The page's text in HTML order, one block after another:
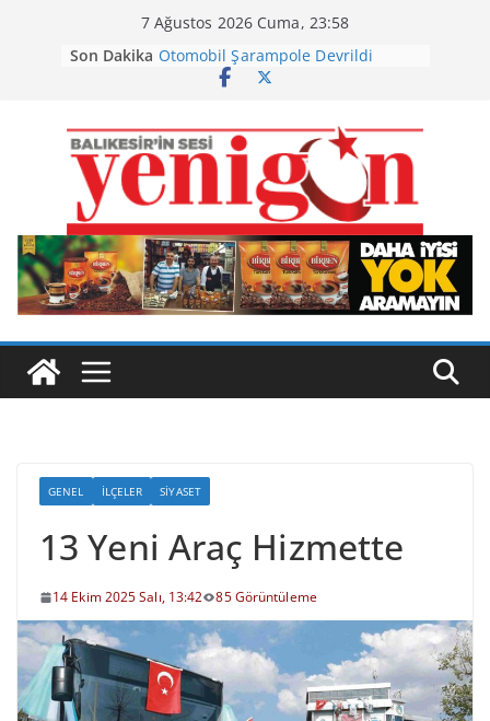
7 Ağustos 2026 Cuma, 23:58
Son Dakika
Havran Siyah İncirinde Hasat
Başladı
Otomobil Şarampole Devrildi
Ayvalık, Tarihi Gümrük Meydanı’na
Kavuştu
Burhaniye’de Ot Yangını
GENEL İLÇELER SIYASET
13 Yeni Araç Hizmette
14 Ekim 2025 Salı, 13:42 85 Görüntüleme